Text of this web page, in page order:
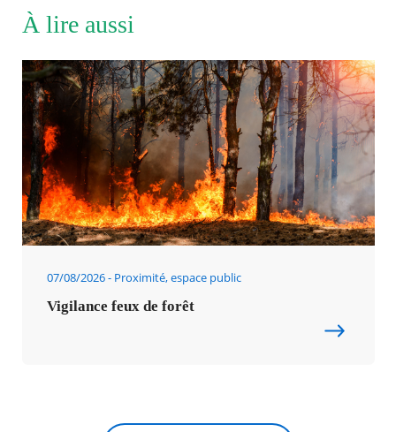
À lire aussi
07/08/2026 Proximité, espace public
Vigilance feux de forêt